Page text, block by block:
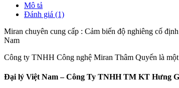
Mô tả
Đánh giá (1)
Miran chuyên cung cấp : Cảm biến độ nghiêng cố
Nam
Công ty TNHH Công nghệ Miran Thâm Quyến là
Đại lý Việt Nam – Công Ty TNHH TM KT Hưng